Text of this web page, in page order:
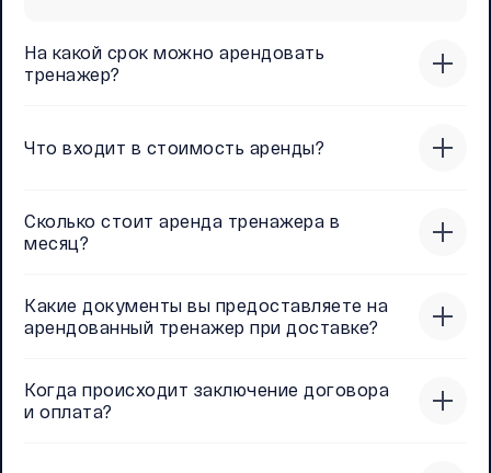
На какой срок можно арендовать
тренажер?
Что входит в стоимость аренды?
Сколько стоит аренда тренажера в
месяц?
Какие документы вы предоставляете на
арендованный тренажер при доставке?
Когда происходит заключение договора
и оплата?